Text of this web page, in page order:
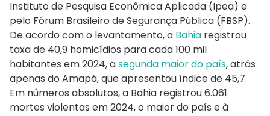
Instituto de Pesquisa Econômica Aplicada (Ipea) e
pelo Fórum Brasileiro de Segurança Pública (FBSP).
De acordo com o levantamento, a Bahia registrou
taxa de 40,9 homicídios para cada 100 mil
habitantes em 2024, asegunda maior do país, atrás
apenas do Amapá, que apresentou índice de 45,7.
Em números absolutos, a Bahia registrou 6.061
mortes violentas em 2024, o maior do país e à